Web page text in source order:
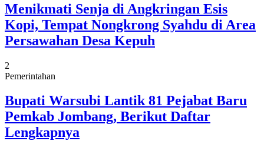
Menikmati Senja di Angkringan Esis
Kopi, Tempat Nongkrong Syahdu di Area
Persawahan Desa Kepuh
2
Pemerintahan
Bupati Warsubi Lantik 81 Pejabat Baru
Pemkab Jombang, Berikut Daftar
Lengkapnya